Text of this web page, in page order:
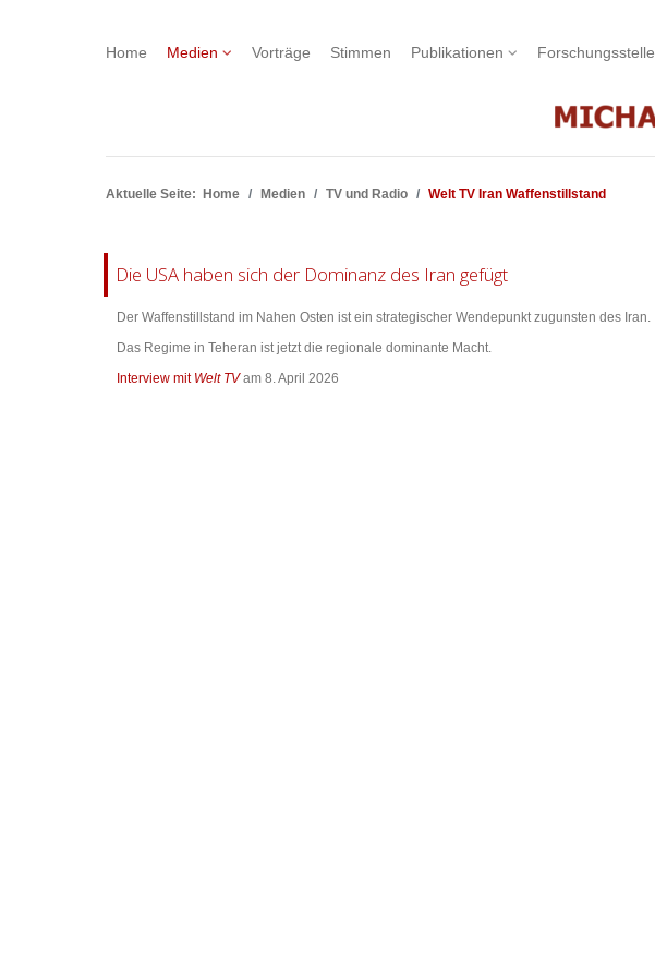
Home Medien Vorträge Stimmen Publikationen Forschungsstelle
Aktuelle Seite: Home Medien TV und Radio Welt TV Iran Waffenstillstand
Die USA haben sich der Dominanz des Iran gefügt
Der Waffenstillstand im Nahen Osten ist ein strategischer Wendepunkt zugunsten des Iran.
Das Regime in Teheran ist jetzt die regionale dominante Macht.
Interview mit Welt TVam 8. April 2026